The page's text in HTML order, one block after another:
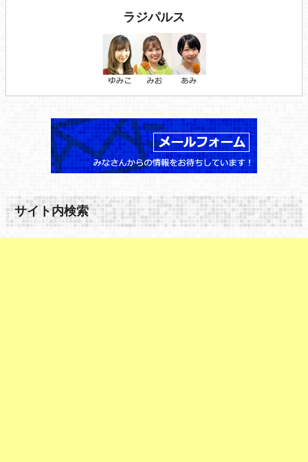
ラジパルス
サイト内検索